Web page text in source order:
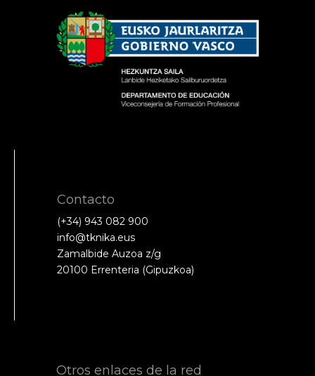
Contacto
(+34) 943 082 900
info@tknika.eus
Zamalbide Auzoa z/g
20100 Errenteria (Gipuzkoa)
Otros enlaces de la red